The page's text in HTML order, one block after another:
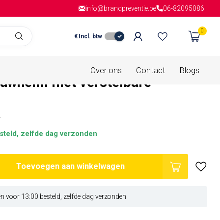
Gratis verzendingvanaf € 150,- in
info@brandpreventie.be 06-82095086
€ Incl. btw
0
Over ons Contact Blogs
met verstelbare
zelfde dag verzonden
Toevoegen aan winkelwagen
voor 13:00 besteld, zelfde dag verzonden